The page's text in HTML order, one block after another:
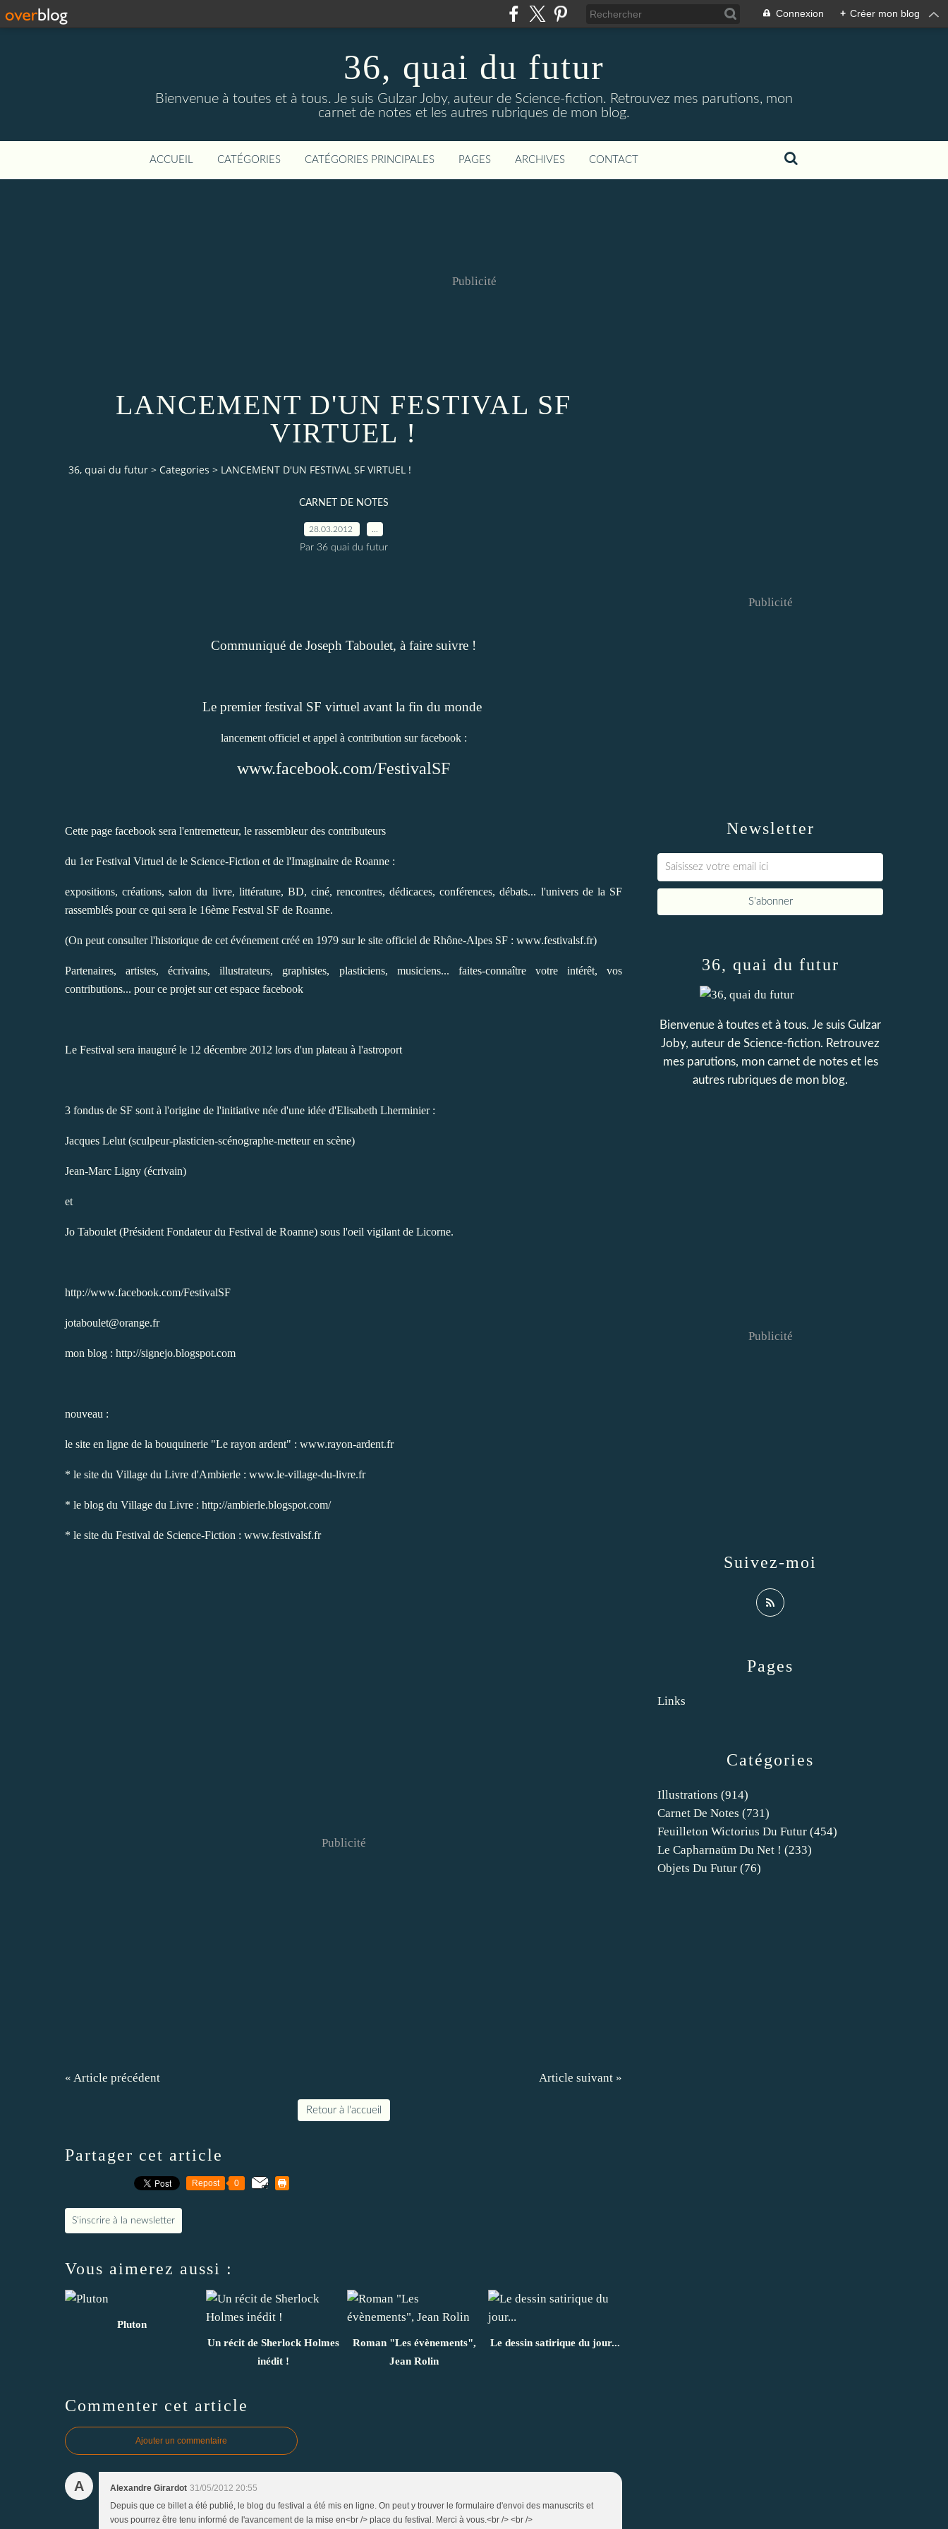
Connexion + Créer mon blog
36, quai du futur
Bienvenue à toutes et à tous. Je suis Gulzar Joby, auteur de Science-fiction. Retrouvez mes parutions, mon
carnet de notes et les autres rubriques de mon blog.
ACCUEIL CATÉGORIES CATÉGORIES PRINCIPALES PAGES ARCHIVES CONTACT
Publicité
LANCEMENT D'UN FESTIVAL SF
VIRTUEL !
36, quai du futur > Categories > LANCEMENT D'UN FESTIVAL SF VIRTUEL !
CARNET DE NOTES
28.03.2012
Par 36 quai du futur
Communiqué de Joseph Taboulet, à faire suivre !
Le premier festival SF virtuel avant la fin du monde
lancement officiel et appel à contribution sur facebook :
www.facebook.com/FestivalSF
Cette page facebook sera l'entremetteur, le rassembleur des contributeurs
du 1er Festival Virtuel de le Science-Fiction et de l'Imaginaire de Roanne :
expositions, créations, salon du livre, littérature, BD, ciné, rencontres, dédicaces, conférences, débats... l'univers de la SF
rassemblés pour ce qui sera le 16ème Festval SF de Roanne.
(On peut consulter l'historique de cet événement créé en 1979 sur le site officiel de Rhône-Alpes SF : www.festivalsf.fr)
Partenaires, artistes, écrivains, illustrateurs, graphistes, plasticiens, musiciens... faites-connaître votre intérêt, vos
contributions... pour ce projet sur cet espace facebook
Le Festival sera inauguré le 12 décembre 2012 lors d'un plateau à l'astroport
3 fondus de SF sont à l'origine de l'initiative née d'une idée d'Elisabeth Lherminier :
Jacques Lelut (sculpeur-plasticien-scénographe-metteur en scène)
Jean-Marc Ligny (écrivain)
et
Jo Taboulet (Président Fondateur du Festival de Roanne) sous l'oeil vigilant de Licorne.
http://www.facebook.com/FestivalSF
jotaboulet@orange.fr
mon blog : http://signejo.blogspot.com
nouveau :
le site en ligne de la bouquinerie "Le rayon ardent" : www.rayon-ardent.fr
* le site du Village du Livre d'Ambierle : www.le-village-du-livre.fr
* le blog du Village du Livre : http://ambierle.blogspot.com/
* le site du Festival de Science-Fiction : www.festivalsf.fr
Publicité
« Article précédent Article suivant »
Retour à l'accueil
Partager cet article
Repost 0
S'inscrire à la newsletter
Vous aimerez aussi :
Pluton
Un récit de Sherlock Holmes
inédit !
Roman "Les évènements",
Jean Rolin
Le dessin satirique du jour...
Commenter cet article
Ajouter un commentaire
A Alexandre Girardot 31/05/2012 20:55
Depuis que ce billet a été publié, le blog du festival a été mis en ligne. On peut y trouver le formulaire d'envoi des manuscrits et
vous pourrez être tenu informé de l'avancement de la mise en<br /> place du festival. Merci à vous.<br /> <br />
Newsletter
Publicité
Catégories
Illustrations (914)
Carnet De Notes (731)
Feuilleton Wictorius Du Futur (454)
Le Capharnaüm Du Net ! (233)
Objets Du Futur (76)
Pages
Links
36, quai du futur
Bienvenue à toutes et à tous. Je suis Gulzar
Joby, auteur de Science-fiction. Retrouvez
mes parutions, mon carnet de notes et les
autres rubriques de mon blog.
Suivez-moi
Publicité